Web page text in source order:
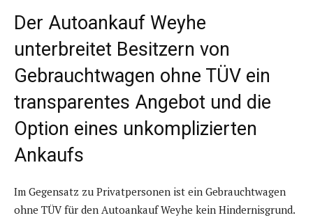
Der Autoankauf Weyhe
unterbreitet Besitzern von
Gebrauchtwagen ohne TÜV ein
transparentes Angebot und die
Option eines unkomplizierten
Ankaufs
Im Gegensatz zu Privatpersonen ist ein Gebrauchtwagen
ohne TÜV für den Autoankauf Weyhe kein Hindernisgrund.